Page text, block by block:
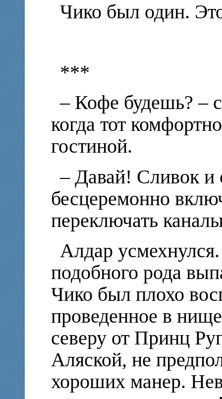
Чико был один.
***
– Кофе будешь? –
когда тот
гостиной.
– Давай! Сливок и
бесцеремонно
переключать
Алдар
подобного рода
Чико был плохо
проведенное в
северу от Принц
Аляской, не
хороших манер.